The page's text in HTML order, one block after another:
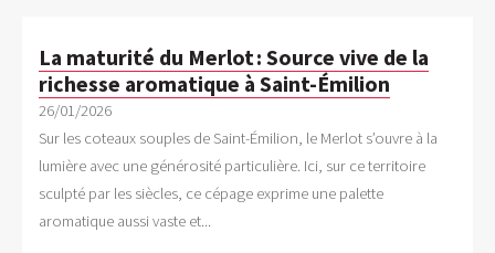
La maturité du Merlot : Source vive de la
richesse aromatique à Saint-Émilion
26/01/2026
Sur les coteaux souples de Saint-Émilion, le Merlot s’ouvre à la
lumière avec une générosité particulière. Ici, sur ce territoire
sculpté par les siècles, ce cépage exprime une palette
aromatique aussi vaste et...